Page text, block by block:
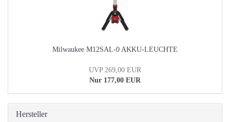
Milwaukee M12SAL-0 AKKU-LEUCHTE
UVP 269,00 EUR
Nur 177,00 EUR
Hersteller